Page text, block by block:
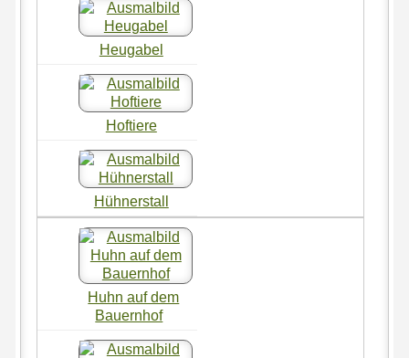
Heugabel
Hoftiere
Hühnerstall
Huhn auf dem
Bauernhof